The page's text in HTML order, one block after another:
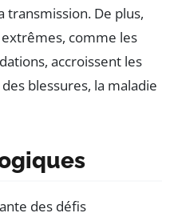
transmission. De plus,
comme les
accroissent les
blessures, la maladie
des défis